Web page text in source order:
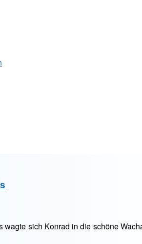
wagte sich Konrad in die schöne